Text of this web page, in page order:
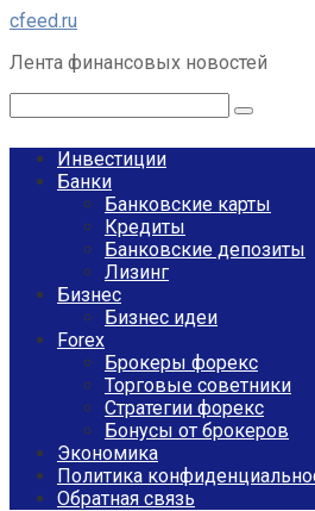
Перейти
контенту
cfeed.ru
Лента финансовых новостей
Инвестиции
Банки
Банковские карты
Кредиты
Банковские депозиты
Лизинг
Бизнес
Бизнес идеи
Forex
Брокеры форекс
Торговые советники
Стратегии форекс
Бонусы от брокеров
Экономика
Политика
Обратная связь